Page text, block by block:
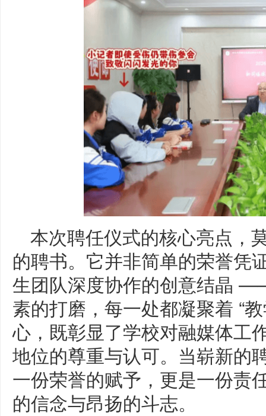
本次聘任仪式的核心亮点，
的聘书。它并非简单的荣誉凭
生团队深度协作的创意结晶
素的打磨，每一处都凝聚着 “
心，既彰显了学校对融媒体工
地位的尊重与认可。当崭新的
一份荣誉的赋予，更是一份责
的信念与昂扬的斗志。